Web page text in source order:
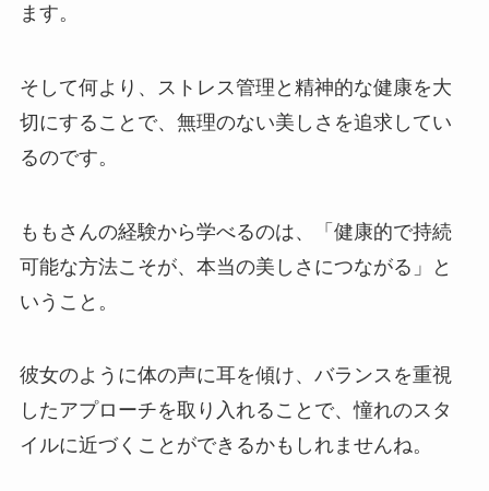
ます。
そして何より、ストレス管理と精神的な健康を大
切にすることで、無理のない美しさを追求してい
るのです。
ももさんの経験から学べるのは、「健康的で持続
可能な方法こそが、本当の美しさにつながる」と
いうこと。
彼女のように体の声に耳を傾け、バランスを重視
したアプローチを取り入れることで、憧れのスタ
イルに近づくことができるかもしれませんね。